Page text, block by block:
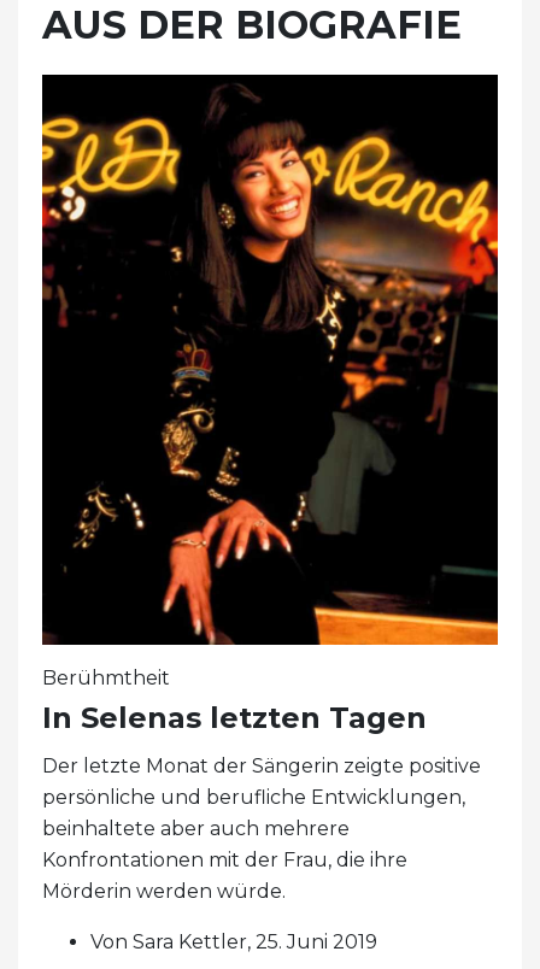
AUS DER BIOGRAFIE
Berühmtheit
In Selenas letzten Tagen
Der letzte Monat der Sängerin zeigte positive
persönliche und berufliche Entwicklungen,
beinhaltete aber auch mehrere
Konfrontationen mit der Frau, die ihre
Mörderin werden würde.
Von Sara Kettler, 25. Juni 2019